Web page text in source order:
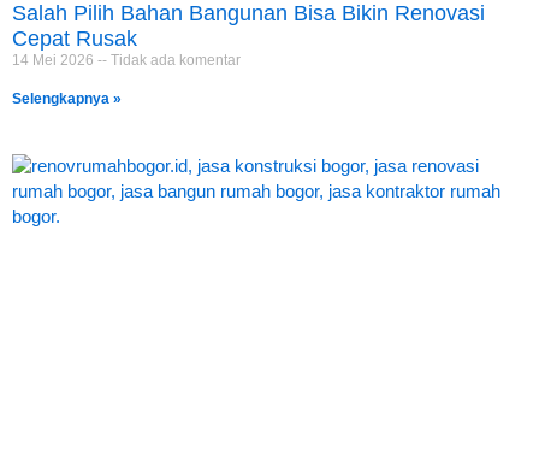
Salah Pilih Bahan Bangunan Bisa Bikin Renovasi
Cepat Rusak
14 Mei 2026 Tidak ada komentar
Selengkapnya »